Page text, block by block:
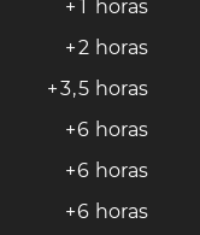
+ 1 horas
+2 horas
+3,5 horas
+6 horas
+6 horas
+6 horas